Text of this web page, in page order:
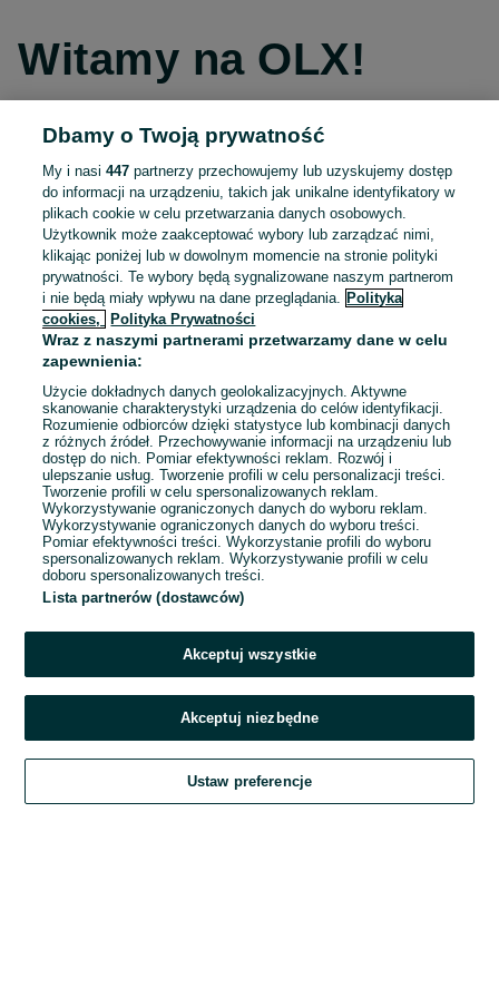
Witamy na OLX!
Kontynuuj przez Facebooka
Kontynuuj przez konto Apple
Kontynuuj przez konto Google
LUB
E-mail
Hasło
Zaloguj się
Kontynuując za pośrednictwem jednego z dostawców wskazanych powyżej,
OLX.pl w jego aktualnym brzmieniu.
Dbamy o Twoją prywatność
My i nasi447 partnerzy przechowujemy lub uzyskujemy dostęp
do informacji na urządzeniu, takich jak unikalne identyfikatory w
plikach cookie w celu przetwarzania danych osobowych.
Użytkownik może zaakceptować wybory lub zarządzać nimi,
klikając poniżej lub w dowolnym momencie na stronie polityki
prywatności. Te wybory będą sygnalizowane naszym partnerom
i nie będą miały wpływu na dane przeglądania.
Polityka
cookies,
Polityka Prywatności
Wraz z naszymi partnerami przetwarzamy dane w celu
zapewnienia:
Użycie dokładnych danych geolokalizacyjnych. Aktywne
skanowanie charakterystyki urządzenia do celów identyfikacji.
Rozumienie odbiorców dzięki statystyce lub kombinacji danych
z różnych źródeł. Przechowywanie informacji na urządzeniu lub
dostęp do nich. Pomiar efektywności reklam. Rozwój i
ulepszanie usług. Tworzenie profili w celu personalizacji treści.
Tworzenie profili w celu spersonalizowanych reklam.
Wykorzystywanie ograniczonych danych do wyboru reklam.
Wykorzystywanie ograniczonych danych do wyboru treści.
Pomiar efektywności treści. Wykorzystanie profili do wyboru
spersonalizowanych reklam. Wykorzystywanie profili w celu
doboru spersonalizowanych treści.
Lista partnerów (dostawców)
Akceptuj wszystkie
Akceptuj niezbędne
Ustaw preferencje